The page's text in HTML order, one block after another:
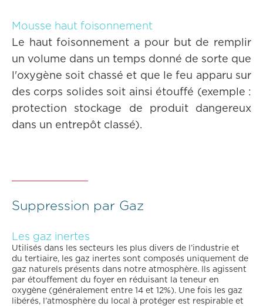
Mousse haut foisonnement
Le haut foisonnement a pour but de remplir
un volume dans un temps donné de sorte que
l'oxygène soit chassé et que le feu apparu sur
des corps solides soit ainsi étouffé (exemple :
protection stockage de produit dangereux
dans un entrepôt classé).
Suppression par Gaz
Les gaz inertes
Utilisés dans les secteurs les plus divers de l’industrie et
du tertiaire, les gaz inertes sont composés uniquement de
gaz naturels présents dans notre atmosphère. Ils agissent
par étouffement du foyer en réduisant la teneur en
oxygène (généralement entre 14 et 12%). Une fois les gaz
libérés, l’atmosphère du local à protéger est respirable et